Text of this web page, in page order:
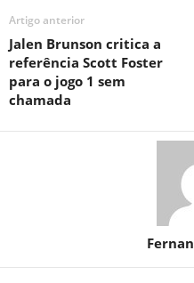
Artigo anterior
Jalen Brunson critica a
referência Scott Foster
para o jogo 1 sem
chamada